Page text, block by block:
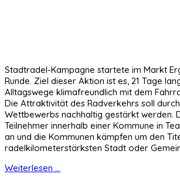
Stadtradel-Kampagne startete im Markt
Runde. Ziel dieser Aktion ist es, 21 Tage
Alltagswege klimafreundlich mit dem
Die Attraktivität des Radverkehrs soll
Wettbewerbs nachhaltig gestärkt werden.
Teilnehmer innerhalb einer Kommune in
an und die Kommunen kämpfen um den
radelkilometerstärksten Stadt oder
Weiterlesen ...